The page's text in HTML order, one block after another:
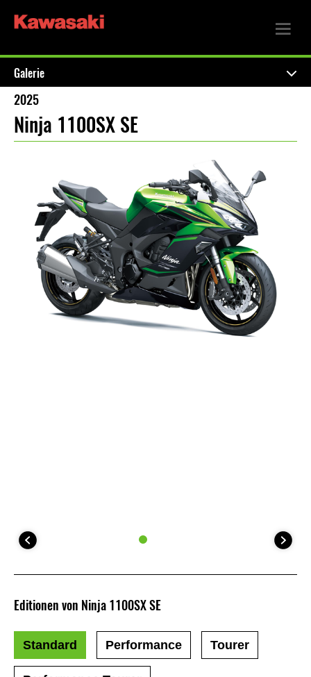
Galerie
2025
Ninja 1100SX SE
Editionen von Ninja 1100SX SE
Standard Performance Tourer